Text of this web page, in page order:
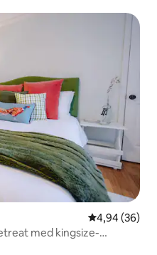
4,94 ud af 5 i
4,94 (36)
med kingsize-